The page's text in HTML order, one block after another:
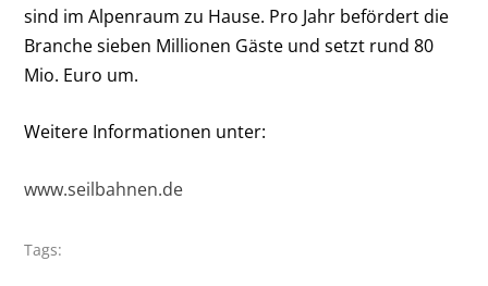
sind im Alpenraum zu Hause. Pro Jahr befördert die
Branche sieben Millionen Gäste und setzt rund 80
Mio. Euro um.
Weitere Informationen unter:
www.seilbahnen.de
Tags: